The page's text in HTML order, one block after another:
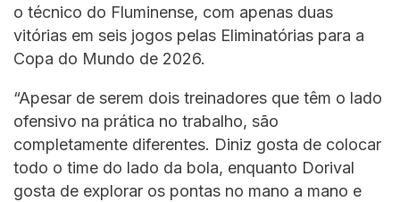
o técnico do Fluminense, com apenas duas
vitórias em seis jogos pelas Eliminatórias para a
Copa do Mundo de 2026.
“Apesar de serem dois treinadores que têm o lado
ofensivo na prática no trabalho, são
completamente diferentes. Diniz gosta de colocar
todo o time do lado da bola, enquanto Dorival
gosta de explorar os pontas no mano a mano e